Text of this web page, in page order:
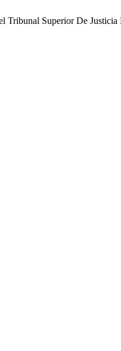
Tribunal Superior De